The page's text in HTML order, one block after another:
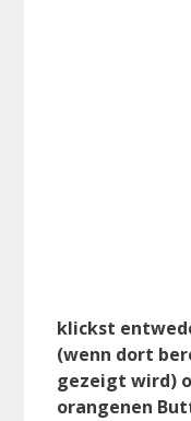
klickst
(wenn dort
gezeigt wird)
orangenen